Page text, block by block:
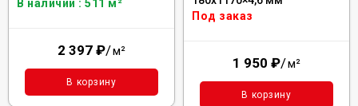
В наличии : 511 м²
2 397 ₽/м²
В корзину
Под заказ
1 950 ₽/м²
В корзину